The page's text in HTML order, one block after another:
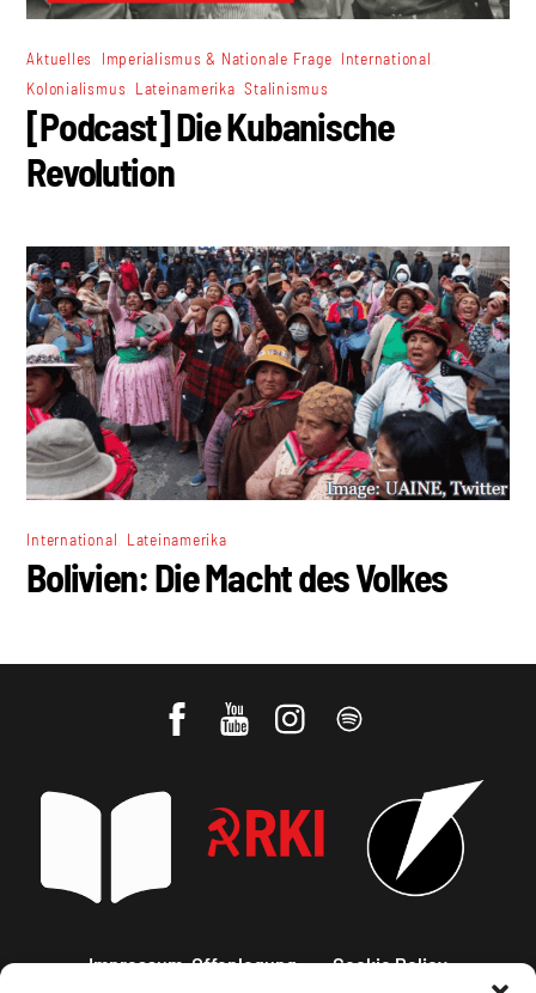
Aktuelles Imperialismus & Nationale Frage International
Kolonialismus Lateinamerika ,Stalinismus
[Podcast] Die Kubanische
Revolution
International Lateinamerika
Bolivien: Die Macht des Volkes
Impressum, Offenlegung Cookie Policy